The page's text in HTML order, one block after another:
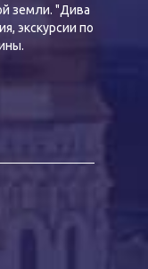
земли. "Дива
экскурсии по